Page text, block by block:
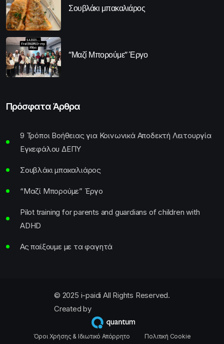
Σουβλάκι μπακαλιάρος
“Μαζί Μπορούμε” Έργο
Πρόσφατα Άρθρα
9 Τρόποι Βοήθειας για Κοινωνικά Αποδεκτή Λειτουργία
Εγκεφάλου ΔΕΠΥ
Σουβλάκι μπακαλιάρος
“Μαζί Μπορούμε” Έργο
Pilot training for parents and guardians of children with
ADHD
Ας παίξουμε με τα φαγητά
© 2025 i-paidi All Rights Reserved.
Created by
Όροι Χρήσης & Ιδιωτικό Απόρρητο Πολιτική Cookie